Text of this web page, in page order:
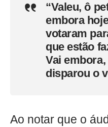
“Valeu, ô
embora
votaram
que estão
Vai
disparou o
Ao notar que o